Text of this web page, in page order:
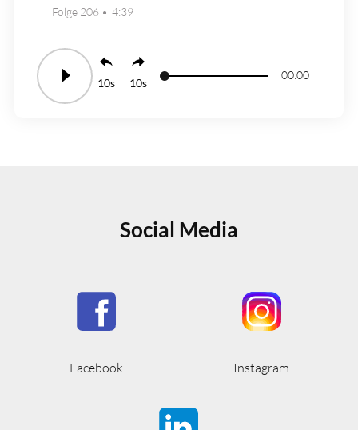
Folge 206 4:39
10 10
00:00
Social Media
Facebook Instagram